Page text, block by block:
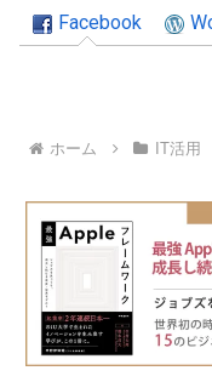
Facebook
ホーム IT活用